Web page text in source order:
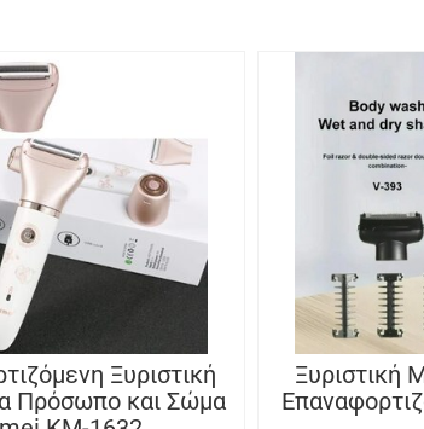
Ξυριστική
Πρόσωπο και Σώμα
Ξυριστική